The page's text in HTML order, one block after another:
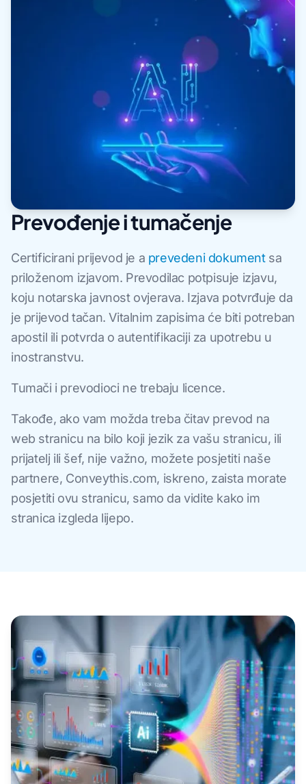
Prevođenje i tumačenje
Certificirani prijevod je a prevedeni dokumentsa
priloženom izjavom. Prevodilac potpisuje izjavu,
koju notarska javnost ovjerava. Izjava potvrđuje da
je prijevod tačan. Vitalnim zapisima će biti potreban
apostil ili potvrda o autentifikaciji za upotrebu u
inostranstvu.
Tumači i prevodioci ne trebaju licence.
Takođe, ako vam možda treba čitav prevod na
web stranicu na bilo koji jezik za vašu stranicu, ili
prijatelj ili šef, nije važno, možete posjetiti naše
partnere, Conveythis.com, iskreno, zaista morate
posjetiti ovu stranicu, samo da vidite kako im
stranica izgleda lijepo.